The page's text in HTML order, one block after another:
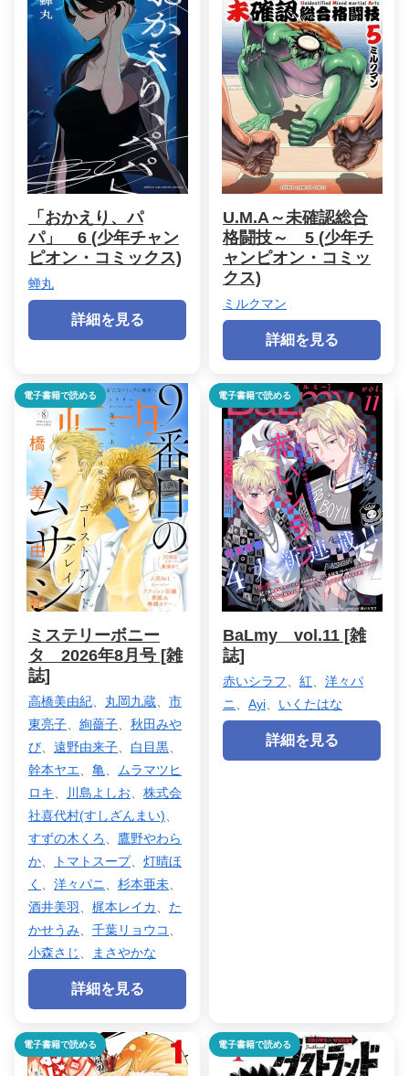
「おかえり、パ
パ」 6 (少年チャン
ピオン・コミックス)
蝉丸
詳細を見る
U.M.A～未確認総合
格闘技～ 5 (少年チ
ャンピオン・コミッ
クス)
ミルクマン
詳細を見る
電子書籍で読める
ミステリーボニー
タ 2026年8月号 [雑
誌]
高橋美由紀 丸岡九蔵
市
東亮子
絢薔子
秋田みや
び
遠野由来子 白目黒
幹本ヤエ
亀
ムラマツヒ
ロキ
川島よしお
株式会
社喜代村(すしざんまい)
すずの木くろ
鷹野やわら
か
トマトスープ、 灯晴ほ
く
洋々パニ 杉本亜未
酒井美羽
梶本レイカ
た
かせうみ
千葉リョウコ
小森さじ
まさやかな
詳細を見る
電子書籍で読める
BaLmy vol.11 [雑
誌]
赤いシラフ 紅
洋々パ
ニ
Ayi いくたはな
詳細を見る
電子書籍で読める 電子書籍で読める